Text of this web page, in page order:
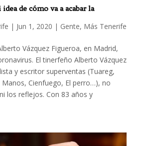
de cómo va a acabar la
| Jun 1, 2020 | Gente, Más Tenerife
Vázquez Figueroa, en Madrid,
El tinerfeño Alberto Vázquez
y escritor superventas (Tuareg,
Manos, Cienfuego, El perro…), no
los reflejos. Con 83 años y